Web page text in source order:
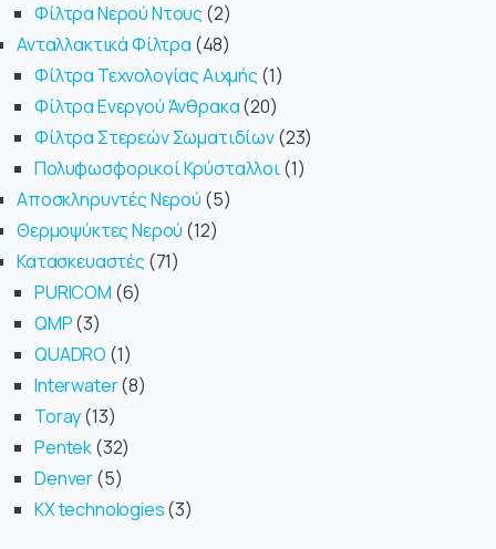
Φίλτρα Νερού Ντους 2
Ανταλλακτικά Φίλτρα 48
Φίλτρα Τεχνολογίας Αιχμής 1
Φίλτρα Ενεργού Άνθρακα 20
Φίλτρα Στερεών Σωματιδίων 23
Πολυφωσφορικοί Κρύσταλλοι 1
Αποσκληρυντές Νερού 5
Θερμοψύκτες Νερού 12
Κατασκευαστές 71
PURICOM 6
QMP 3
QUADRO 1
Interwater 8
Toray 13
Pentek 32
Denver 5
KX technologies 3